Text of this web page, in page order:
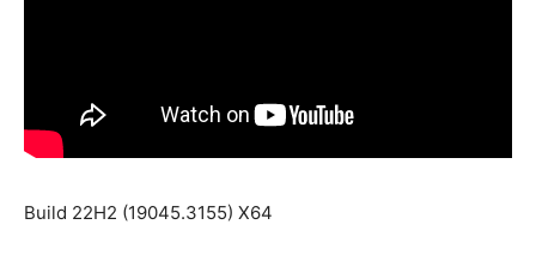
Build 22H2 (19045.3155) X64